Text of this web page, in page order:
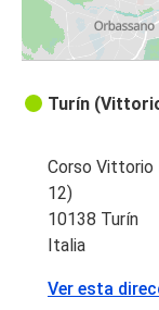
Turín
Corso Vittorio
12)
10138 Turín
Italia
Ver esta